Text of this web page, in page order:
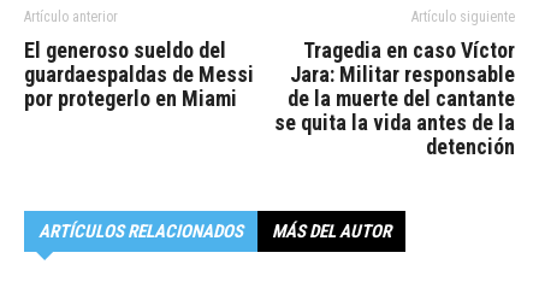
Artículo anterior
El generoso sueldo del
guardaespaldas de Messi
por protegerlo en Miami
Artículo siguiente
Tragedia en caso Víctor
Jara: Militar responsable
de la muerte del cantante
se quita la vida antes de la
detención
ARTÍCULOS RELACIONADOS MÁS DEL AUTOR